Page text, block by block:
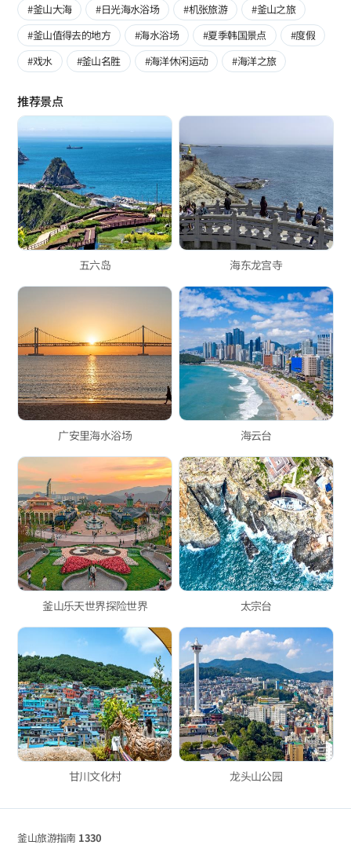
#釜山大海 #日光海水浴场 #机张旅游
#釜山之旅
#釜山值得去的地方
#海水浴场 #夏季韩国景点
#度假
#戏水
#釜山名胜 #海洋休闲运动 #海洋之旅
推荐景点
五六岛 海东龙宫寺
广安里海水浴场 海云台
釜山乐天世界探险世界 太宗台
甘川文化村 龙头山公园
釜山旅游指南 1330